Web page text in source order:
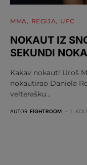
MMA REGIJA UFC
NOKAUT IZ
SEKUNDI
Kakav nokaut! Uroš
nokautirao Daniela
velterašku…
AUTOR FIGHTROOM 1.